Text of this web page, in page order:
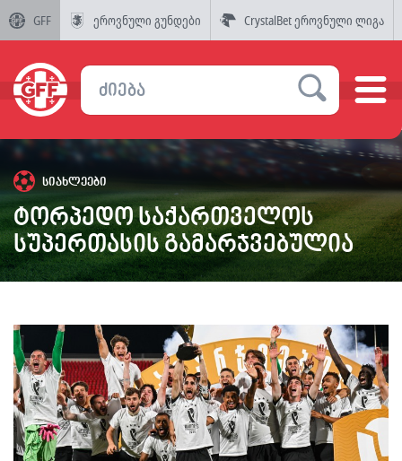
GFF ეროვნული გუნდები CrystalBet ეროვნული ლიგა
სიახლეები
ტორპედო საქართველოს
სუპერთასის გამარჯვებულია